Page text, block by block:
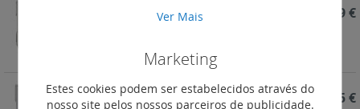
curva C - 3 módulos
311,39 €
REF. 410014 262,75 €
Ver Mais
Marketing
Estes cookies podem ser estabelecidos através do
nosso site pelos nossos parceiros de publicidade.